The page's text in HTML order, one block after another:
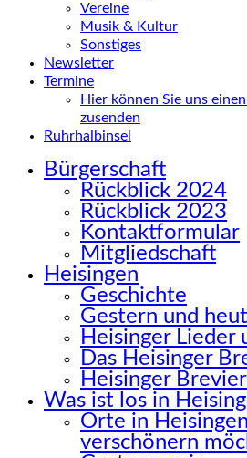
Vereine
Musik & Kultur
Sonstiges
Newsletter
Termine
Hier können Sie uns
zusenden
Ruhrhalbinsel
Bürgerschaft
Rückblick 2024
Rückblick 2023
Kontaktformular
Mitgliedschaft
Heisingen
Geschichte
Gestern und
Heisinger Lieder
Das Heisinger
Heisinger
Was ist los in
Orte in
verschönern